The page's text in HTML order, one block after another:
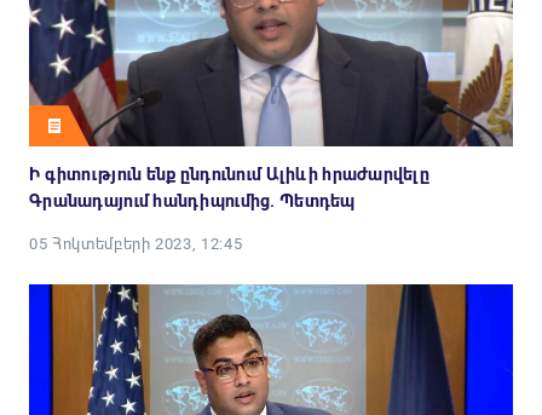
Ի գիտություն ենք ընդունում Ալիևի հրաժարվելը
Գրանադայում հանդիպումից. Պետդեպ
05 Հոկտեմբերի 2023, 12:45